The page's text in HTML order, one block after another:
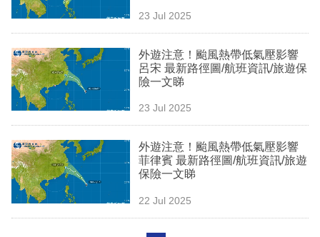
23 Jul 2025
外遊注意！颱風熱帶低氣壓影響
呂宋 最新路徑圖/航班資訊/旅遊保
險一文睇
23 Jul 2025
外遊注意！颱風熱帶低氣壓影響
菲律賓 最新路徑圖/航班資訊/旅遊
保險一文睇
22 Jul 2025